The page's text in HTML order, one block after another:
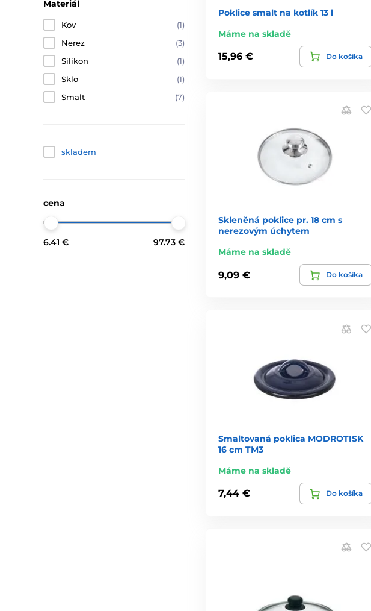
Materiál
Kov
(1)
Nerez
(3)
Silikon
(1)
Sklo
(1)
Smalt
(7)
skladem
cena
6.41 € 97.73 €
Poklice smalt na kotlík 13 l
Máme na skladě
15,96 € Do košíka
Skleněná poklice pr. 18 cm s
nerezovým úchytem
Máme na skladě
9,09 € Do košíka
Smaltovaná poklica MODROTISK
16 cm TM3
Máme na skladě
7,44 € Do košíka